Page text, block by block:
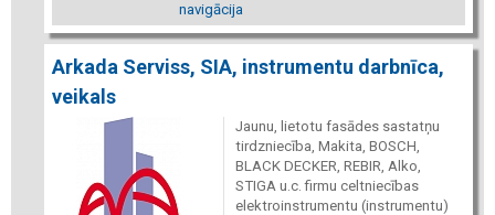
navigācija
Arkada Serviss, SIA, instrumentu darbnīca,
veikals
Jaunu, lietotu fasādes sastatņu
tirdzniecība, Makita, BOSCH,
BLACK DECKER, REBIR, Alko,
STIGA u.c. firmu celtniecības
elektroinstrumentu (instrumentu)